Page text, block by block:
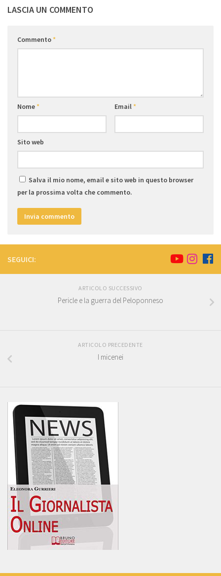
LASCIA UN COMMENTO
Commento*
Nome* Email*
Sito web
Salva il mio nome, email e sito web in questo browser
per la prossima volta che commento.
SEGUICI:
ARTICOLO SUCCESSIVO
Pericle e la guerra del Peloponneso
ARTICOLO PRECEDENTE
I micenei